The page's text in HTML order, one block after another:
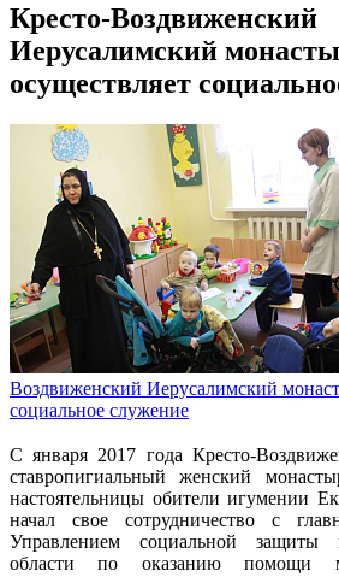
Кресто-Воздвиженский
Иерусалимский
осуществляет
Воздвиженский Иерусалимский
социальное служение
С января 2017 года Кресто-
ставропигиальный женский
настоятельницы обители игумении
начал свое сотрудничество с
Управлением социальной защиты
области по оказанию помощи